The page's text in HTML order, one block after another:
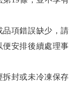
品項錯誤缺少，請
安排後續處理事
拆封或未冷凍保存